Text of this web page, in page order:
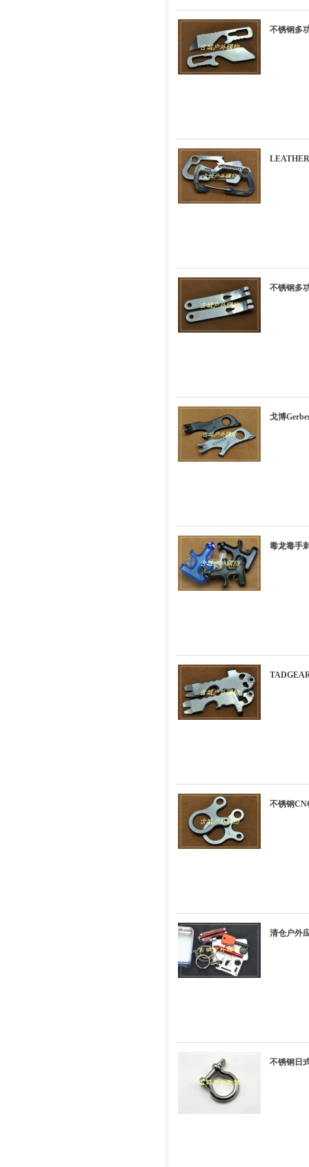
不锈钢多
不锈钢多
戈博
毒龙毒手
不锈钢
清仓户外
不锈钢日